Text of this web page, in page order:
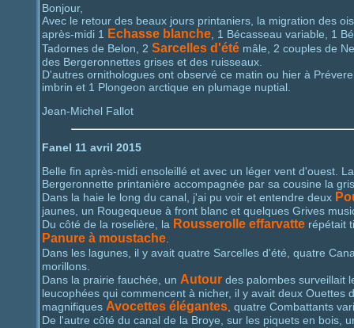
Bonjour,
Avec le retour des beaux jours printaniers, la migration des
après-midi 1
Echasse blanche , 1 Bécasseau variable, 1
Tadornes de Belon, 2 Sarcelles d'été mâle, 2 couples de
des Bergeronnettes grises et des ruisseaux.
D'autres ornithologues ont observé ce matin ou hier à
imbrin et 1 Plongeon arctique en plumage nuptial.
Jean-Michel Fallot
Fanel 11 avril 2015
Belle fin après-midi ensoleillé et avec un léger vent d'ouest.
Bergeronnette printanière accompagnée par sa cousine la
Dans la haie le long du canal, j'ai pu voir et entendre deux
jaunes, un Rougequeue à front blanc et quelques Grives
Du côté de la roselière, la Rousserolle effarvatte répétait
Panure à moustache
Dans les lagunes, il y avait quatre Sarcelles d'été, quatre
morillons.
Dans la prairie fauchée, un Autour des palombes surveillait
leucophées qui commencent à nicher, il y avait deux
magnifiques Avocettes élégantes , quatre Combattants
De l'autre côté du canal de la Broye, sur les piquets en bois,